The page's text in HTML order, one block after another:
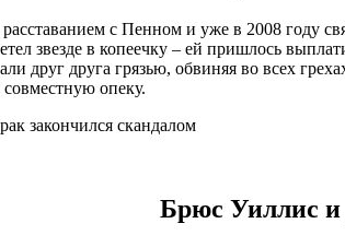
с Пенном и уже в 2008 году
звезде в копеечку – ей пришлось
друг друга грязью, обвиняя во всех
опеку.
Брюс Уиллис